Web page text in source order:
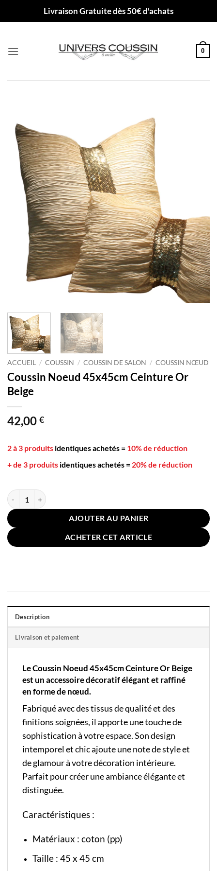
Livraison Gratuite dès 50€ d'achats
0
ACCUEIL / COUSSIN / COUSSIN DE SALON / COUSSIN NŒUD
Coussin Noeud 45x45cm Ceinture Or
Beige
42,00 €
2 à 3 produits identiques achetés = 10% de réduction
+ de 3 produits identiques achetés = 20% de réduction
quantité de Coussin Noeud 45x45cm Ceinture Or Beige
AJOUTER AU PANIER
ACHETER CET ARTICLE
Description
Livraison et paiement
Le Coussin Noeud 45x45cm Ceinture Or Beige
est un accessoire décoratif élégant et raffiné
en forme de nœud.
Fabriqué avec des tissus de qualité et des
finitions soignées, il apporte une touche de
sophistication à votre espace. Son design
intemporel et chic ajoute une note de style et
de glamour à votre décoration intérieure.
Parfait pour créer une ambiance élégante et
distinguée.
Caractéristiques :
Matériaux : coton (pp)
Taille : 45 x 45 cm